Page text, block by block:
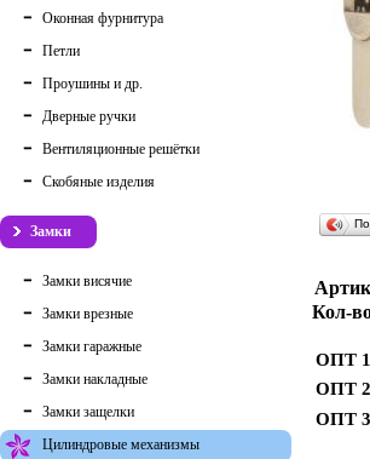
Оконная фурнитура
Петли
Проушины и др.
Дверные ручки
Вентиляционные решётки
Скобяные изделия
Замки
Замки висячие
Замки врезные
Замки гаражные
Замки накладные
Замки защелки
Цилиндровые механизмы
Кол-
ОПТ
ОПТ
ОПТ